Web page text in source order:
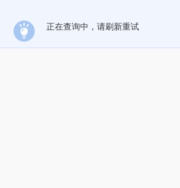
正在查询中，请刷新重试